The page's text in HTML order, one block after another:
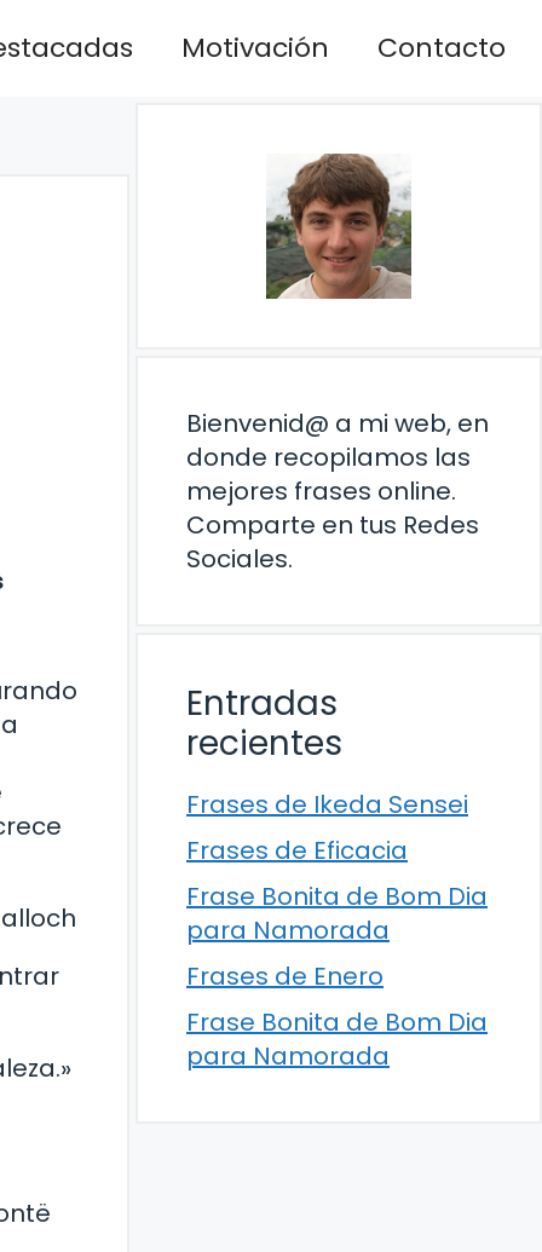
Motivación Contacto
Bienvenid@ a mi web, en
donde recopilamos las
mejores frases online.
Comparte en tus Redes
Sociales.
Entradas
recientes
Frases de Ikeda Sensei
Frases de Eficacia
Frase Bonita de Bom Dia
para Namorada
Frases de Enero
Frase Bonita de Bom Dia
para Namorada